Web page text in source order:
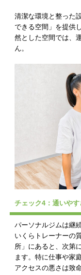
清潔な環境と整った
できる空間」を提供
然とした空間では、
ん。
チェック4：通いや
パーソナルジムは継
いくらトレーナーの
所」にあると、次第
ます。特に仕事や家
アクセスの悪さは致